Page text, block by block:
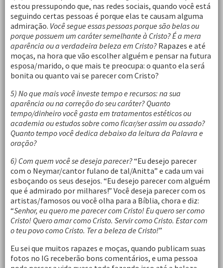
estou pressupondo que, nas redes sociais, quando você está
seguindo certas pessoas é porque elas te causam alguma
admiração. Você segue essas pessoas porque são belas ou
porque possuem um caráter semelhante à Cristo? É a mera
aparência ou a verdadeira beleza em Cristo? Rapazes e até
moças, na hora que vão escolher alguém e pensar na futura
esposa/marido, o que mais te preocupa: o quanto ela será
bonita ou quanto vai se parecer com Cristo?
5) No que mais você investe tempo e recursos: na sua
aparência ou na correção do seu caráter? Quanto
tempo/dinheiro você gasta em tratamentos estéticos ou
academia ou estudos sobre como ficar/ser assim ou assado?
Quanto tempo você dedica debaixo da leitura da Palavra e
oração?
6) Com quem você se deseja parecer?“Eu desejo parecer
com o Neymar/cantor fulano de tal/Anitta” e cada um vai
esboçando os seus desejos. “Eu desejo parecer com alguém
que é admirado por milhares!” Você deseja parecer com os
artistas/famosos ou você olha para a Bíblia, chora e diz:
“Senhor, eu quero me parecer com Cristo! Eu quero ser como
Cristo! Quero amar como Cristo. Servir como Cristo. Estar com
o teu povo como Cristo. Ter a beleza de Cristo!”
Eu sei que muitos rapazes e moças, quando publicam suas
fotos no IG receberão bons comentários, e uma pessoa